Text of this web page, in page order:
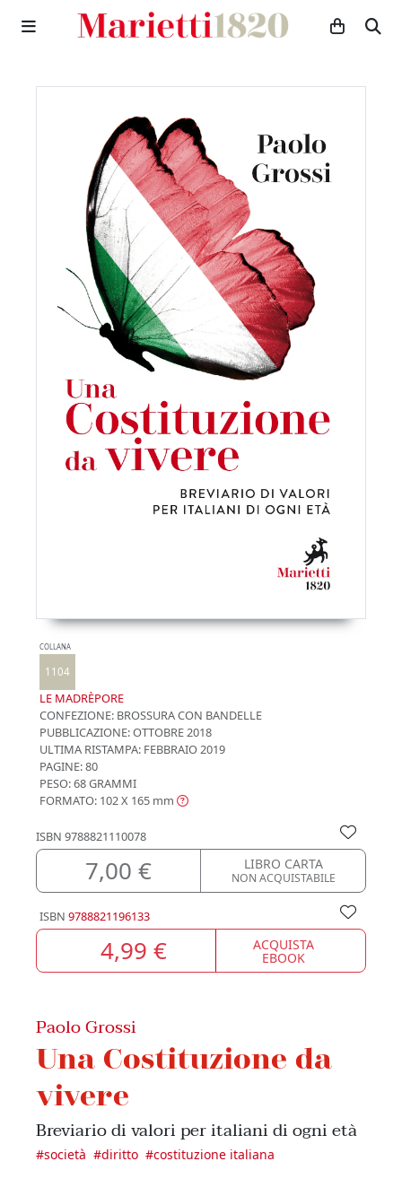
COLLANA
1104
LE MADRÈPORE
CONFEZIONE: BROSSURA CON BANDELLE
PUBBLICAZIONE:OTTOBRE 2018
ULTIMA RISTAMPA: FEBBRAIO 2019
PAGINE: 80
PESO: 68 GRAMMI
FORMATO: 102 X 165 mm
ISBN 9788821110078
7,00 € LIBRO CARTA
NON ACQUISTABILE
ISBN 9788821196133
4,99 € ACQUISTA
EBOOK
Paolo Grossi
Una Costituzione da
vivere
Breviario di valori per italiani di ogni età
#società #diritto #costituzione italiana